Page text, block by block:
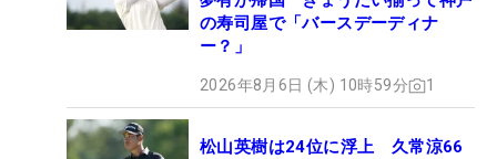
の寿司屋で「バースデーディナ
ー？」
2026年8月6日 (木) 10時59分 1
松山英樹は24位に浮上 久常涼66